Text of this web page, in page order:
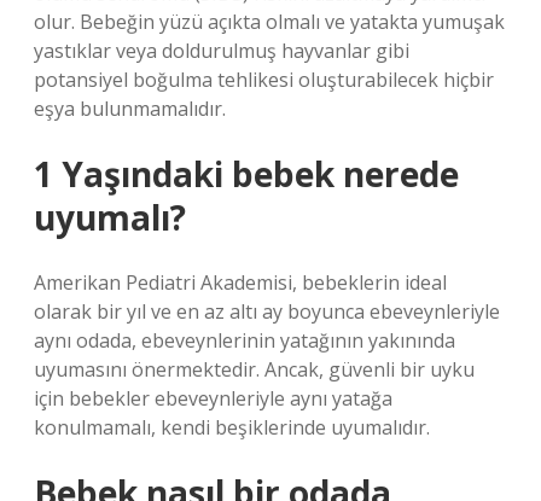
olur. Bebeğin yüzü açıkta olmalı ve yatakta yumuşak
yastıklar veya doldurulmuş hayvanlar gibi
potansiyel boğulma tehlikesi oluşturabilecek hiçbir
eşya bulunmamalıdır.
1 Yaşındaki bebek nerede
uyumalı?
Amerikan Pediatri Akademisi, bebeklerin ideal
olarak bir yıl ve en az altı ay boyunca ebeveynleriyle
aynı odada, ebeveynlerinin yatağının yakınında
uyumasını önermektedir. Ancak, güvenli bir uyku
için bebekler ebeveynleriyle aynı yatağa
konulmamalı, kendi beşiklerinde uyumalıdır.